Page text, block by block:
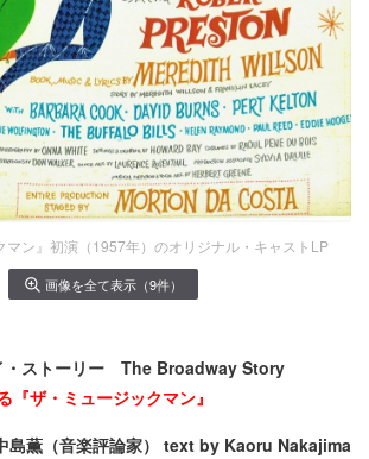
マン』初演（1957年）のオリジナル・キャストLP
画像を全て表示（9件）
・ストーリー The Broadway Story
ザ・ミュージックマン』
島薫（音楽評論家） text by Kaoru Nakajima